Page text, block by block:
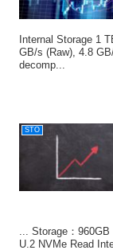
Internal Storage 1
GB/s (Raw), 4.8
decomp...
STO
... Storage：
U.2 NVMe Read